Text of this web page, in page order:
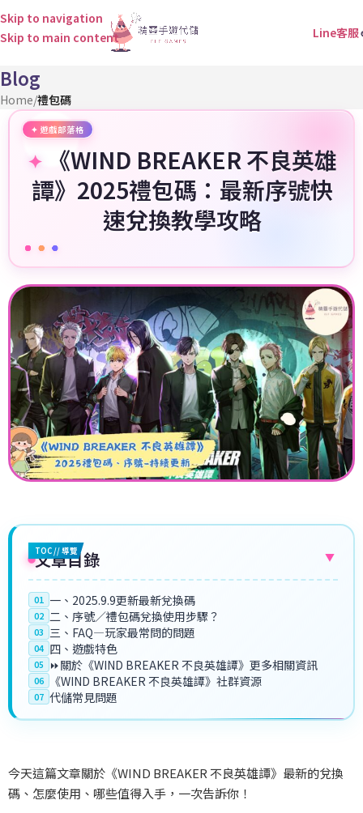
Skip to navigation
Skip to main content
Line客服
Blog
Home/禮包碼
《WIND BREAKER 不良英雄
譚》2025禮包碼：最新序號快
速兌換教學攻略
TOC // 導覽
文章目錄 ▼
01 一、2025.9.9更新最新兌換碼
02 二、序號／禮包碼兌換使用步驟？
03 三、FAQ—玩家最常問的問題
04 四、遊戲特色
05 ⏩關於《WIND BREAKER 不良英雄譚》更多相關資訊
06 《WIND BREAKER 不良英雄譚》社群資源
07 代儲常見問題
今天這篇文章關於《WIND BREAKER不良英雄譚》最新的兌換
碼、怎麼使用、哪些值得入手，一次告訴你！